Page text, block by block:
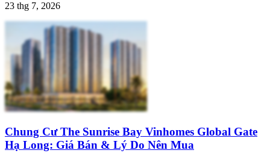
23 thg 7, 2026
Chung Cư The Sunrise Bay Vinhomes Global Gate
Hạ Long: Giá Bán & Lý Do Nên Mua